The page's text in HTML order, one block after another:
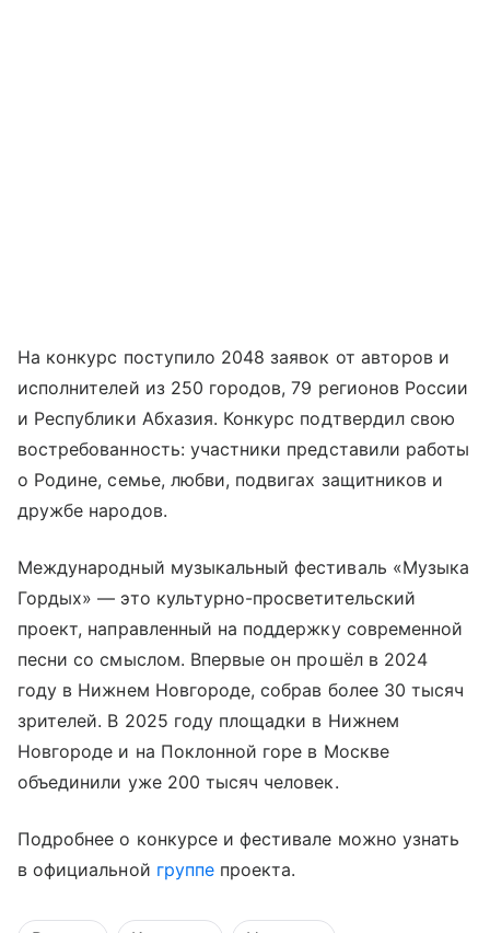
На конкурс поступило 2048 заявок от авторов и
исполнителей из 250 городов, 79 регионов России
и Республики Абхазия. Конкурс подтвердил свою
востребованность: участники представили работы
о Родине, семье, любви, подвигах защитников и
дружбе народов.
Международный музыкальный фестиваль «Музыка
Гордых» — это культурно-просветительский
проект, направленный на поддержку современной
песни со смыслом. Впервые он прошёл в 2024
году в Нижнем Новгороде, собрав более 30 тысяч
зрителей. В 2025 году площадки в Нижнем
Новгороде и на Поклонной горе в Москве
объединили уже 200 тысяч человек.
Подробнее о конкурсе и фестивале можно узнать
в официальной группепроекта.